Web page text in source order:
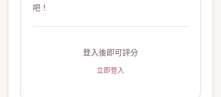
吧！
登入後即可評分
立即登入